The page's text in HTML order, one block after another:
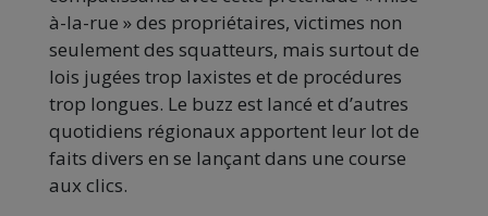
à-la-rue » des propriétaires, victimes non
seulement des squatteurs, mais surtout de
lois jugées trop laxistes et de procédures
trop longues. Le buzz est lancé et d’autres
quotidiens régionaux apportent leur lot de
faits divers en se lançant dans une course
aux clics.